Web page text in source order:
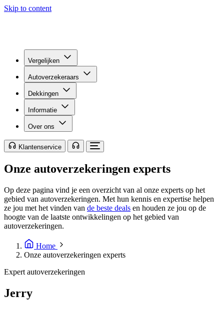
Skip to content
Vergelijken
Autoverzekeraars
Dekkingen
Informatie
Over ons
Klantenservice
Onze autoverzekeringen experts
Op deze pagina vind je een overzicht van al onze experts op het
gebied van autoverzekeringen. Met hun kennis en expertise helpen
ze jou met het vinden van de beste deals en houden ze jou op de
hoogte van de laatste ontwikkelingen op het gebied van
autoverzekeringen.
Home
Onze autoverzekeringen experts
Expert autoverzekeringen
Jerry